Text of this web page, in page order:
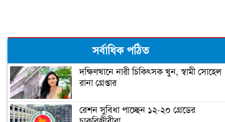
‘আপনি ক্রিকেটার, হিন্দুদের ধর্মগুরু নন’
মাশরাফির ক্যারিয়ার শেষ!
সর্বাধিক পঠিত
দক্ষিণখানে নারী চিকিৎসক খুন, স্বামী সোহেল
রানা গ্রেপ্তার
রেশন সুবিধা পাচ্ছেন ১২-২০ গ্রেডের